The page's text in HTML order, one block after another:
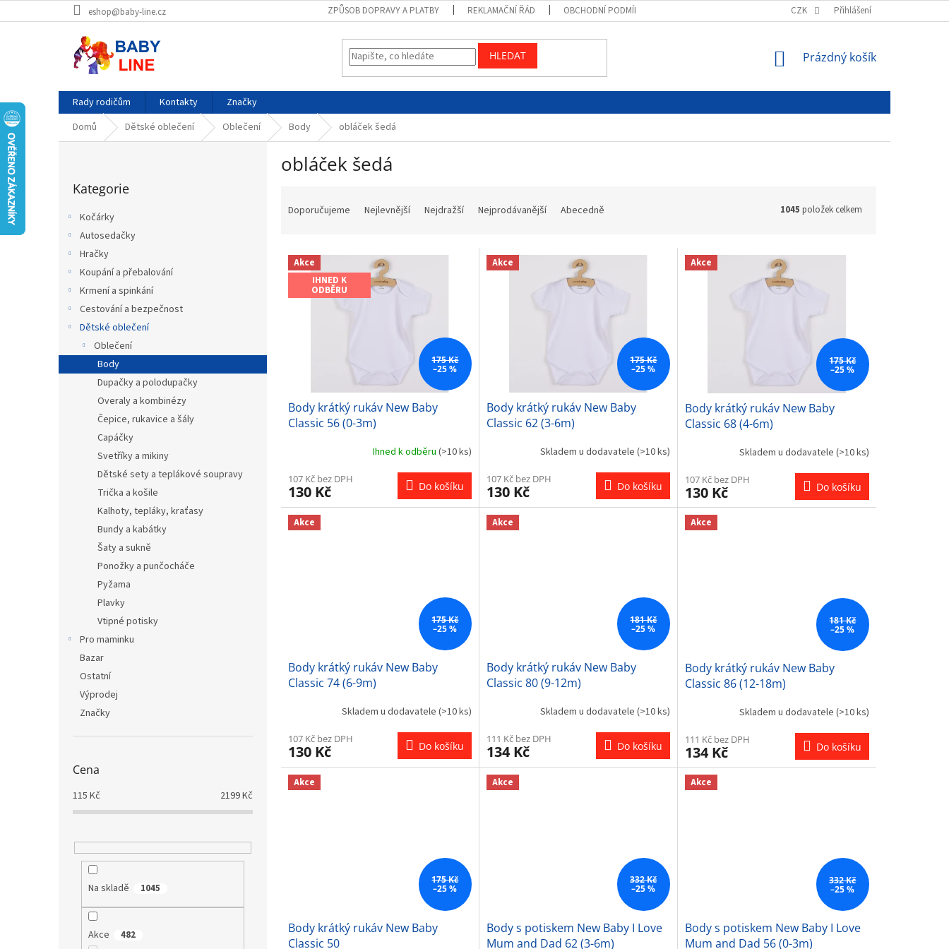
na
eshop@baby-line.cz ZPŮSOB DOPRAVY A PLATBY REKLAMAČNÍ ŘÁD OBCHODNÍ PODMÍNKY PODMÍNKY OCHRANY OSOBNÍCH ÚDAJŮ
CZK Přihlášení
HLEDAT
NÁKUPNÍ
Prázdný košík
Rady rodičům Kontakty
Značky
Domů
Dětské oblečení Oblečení Body obláček šedá
l
kategorie
Kategorie
Kočárky
Autosedačky
Hračky
Koupání a přebalování
Krmení a spinkání
Cestování a bezpečnost
Dětské oblečení
Oblečení
Body
Dupačky a polodupačky
Overaly a kombinézy
Čepice, rukavice a šály
Capáčky
Svetříky a mikiny
Dětské sety a teplákové soupravy
Trička a košile
Kalhoty, tepláky, kraťasy
Bundy a kabátky
Šaty a sukně
Ponožky a punčocháče
Pyžama
Plavky
Vtipné potisky
Pro maminku
Bazar
Ostatní
Výprodej
Značky
Cena
115 Kč 2199Kč
Na skladě 1045
Akce 482
obláček šedá
n
Doporučujeme Nejlevnější Nejdražší Nejprodávanější Abecedně 1045 položek celkem
V Akce
IHNED K
ODBĚRU
175 Kč
–25 %
Body krátký rukáv New Baby
Classic 56 (0-3m)
Ihned k odběru (>10 ks)
107 Kč bez DPH
130 Kč Do košíku
Akce
175 Kč
–25 %
Body krátký rukáv New Baby
Classic 62 (3-6m)
Skladem u dodavatele (>10 ks)
107 Kč bez DPH
130 Kč Do košíku
Akce
175 Kč
–25 %
Body krátký rukáv New Baby
Classic 68 (4-6m)
Skladem u dodavatele (>10 ks)
107 Kč bez DPH
130 Kč Do košíku
Akce
175 Kč
–25 %
Body krátký rukáv New Baby
Classic 74 (6-9m)
Skladem u dodavatele (>10 ks)
107 Kč bez DPH
130 Kč Do košíku
Akce
181 Kč
–25 %
Body krátký rukáv New Baby
Classic 80 (9-12m)
Skladem u dodavatele (>10 ks)
111 Kč bez DPH
134 Kč Do košíku
Akce
181 Kč
–25 %
Body krátký rukáv New Baby
Classic 86 (12-18m)
Skladem u dodavatele (>10 ks)
111 Kč bez DPH
134 Kč Do košíku
Akce
175 Kč
–25 %
Body krátký rukáv New Baby
Classic 50
Akce
332 Kč
–25 %
Body s potiskem New Baby I Love
Mum and Dad 62 (3-6m)
Akce
332 Kč
–25 %
Body s potiskem New Baby I Love
Mum and Dad 56 (0-3m)